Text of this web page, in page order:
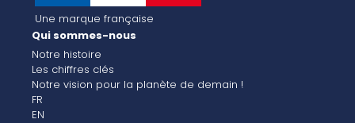
Une marque française
Qui sommes-nous
Notre histoire
Les chiffres clés
Notre vision pour la planète de demain !
FR
EN